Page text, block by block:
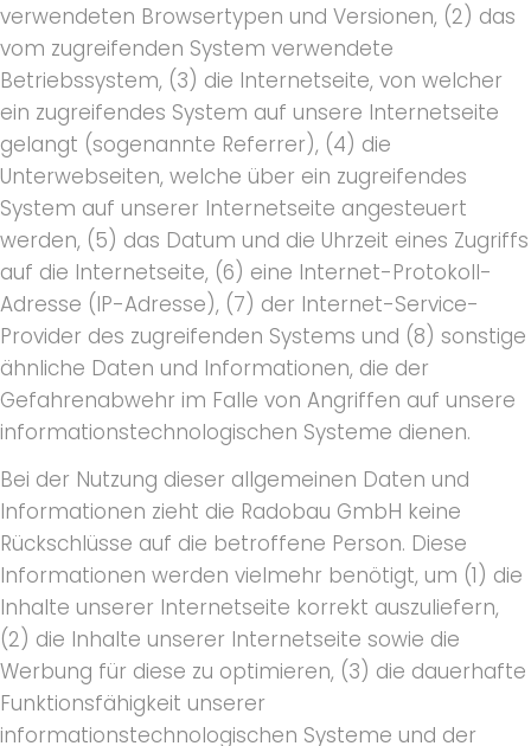
verwendeten Browsertypen und Versionen, (2) das
vom zugreifenden System verwendete
Betriebssystem, (3) die Internetseite, von welcher
ein zugreifendes System auf unsere Internetseite
gelangt (sogenannte Referrer), (4) die
Unterwebseiten, welche über ein zugreifendes
System auf unserer Internetseite angesteuert
werden, (5) das Datum und die Uhrzeit eines Zugriffs
auf die Internetseite, (6) eine Internet-Protokoll-
Adresse (IP-Adresse), (7) der Internet-Service-
Provider des zugreifenden Systems und (8) sonstige
ähnliche Daten und Informationen, die der
Gefahrenabwehr im Falle von Angriffen auf unsere
informationstechnologischen Systeme dienen.
Bei der Nutzung dieser allgemeinen Daten und
Informationen zieht die Radobau GmbH keine
Rückschlüsse auf die betroffene Person. Diese
Informationen werden vielmehr benötigt, um (1) die
Inhalte unserer Internetseite korrekt auszuliefern,
(2) die Inhalte unserer Internetseite sowie die
Werbung für diese zu optimieren, (3) die dauerhafte
Funktionsfähigkeit unserer
informationstechnologischen Systeme und der